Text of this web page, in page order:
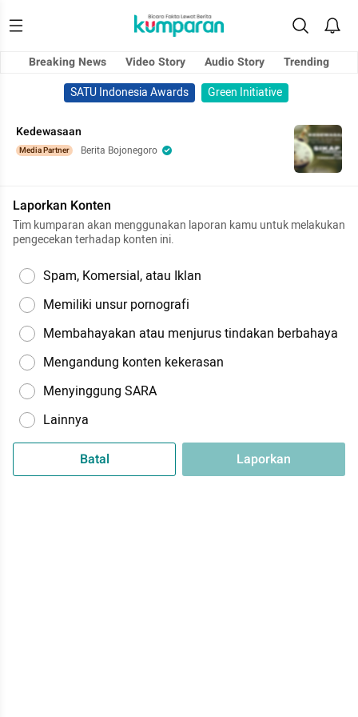
Breaking News Video Story Audio Story
Trending
SATU Indonesia Awards
Green Initiative
Kedewasaan
Media Partner Berita Bojonegoro
Laporkan Konten
Tim kumparan akan menggunakan laporan kamu untuk melakukan
pengecekan terhadap konten ini.
Spam, Komersial, atau Iklan
Memiliki unsur pornografi
Membahayakan atau menjurus tindakan berbahaya
Mengandung konten kekerasan
Menyinggung SARA
Lainnya
Batal Laporkan